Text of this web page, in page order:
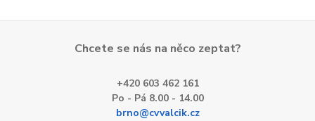
Chcete se nás na něco zeptat?
+420 603 462 161
Po - Pá 8.00 - 14.00
brno@cvvalcik.cz